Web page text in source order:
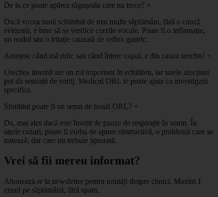
De la ce poate apărea răgușeala care nu trece? +
Dacă vocea sună schimbat de mai multe săptămâni, fără o cauză
evidentă, e bine să se verifice corzile vocale. Poate fi o inflamație,
un nodul sau o iritație cauzată de reflux gastric.
Amețesc când mă ridic sau când întorc capul, e din cauza urechii? +
Urechea internă are un rol important în echilibru, iar unele afecțiuni
pot da senzații de vertij. Medicul ORL te poate ajuta cu investigații
specifice.
Sforăitul poate fi un semn de boală ORL? +
Da, mai ales dacă este însoțit de pauze de respirație în somn. În
unele cazuri, poate fi vorba de apnee obstructivă, o problemă care se
tratează, dar care nu trebuie ignorată.
Vrei să fii mereu informat?
Abonează-te la newsletter pentru noutăți despre clinici. Maxim 1
email pe săptămână, fără spam.